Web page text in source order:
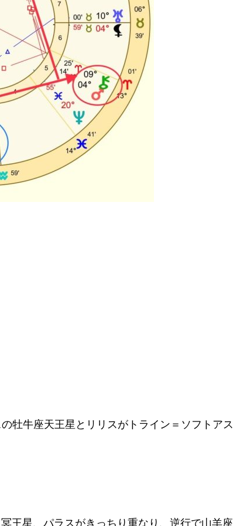
牡牛座天王星とリリスがトライン＝ソフトアス
王星、パラスがきっちり重なり、逆行で山羊座